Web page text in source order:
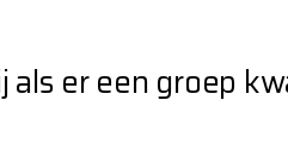
er een groep